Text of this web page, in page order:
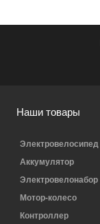
Наши товары
Электровелосипед
Аккумулятор
Электровелонабор
Мотор-колесо
Контроллер